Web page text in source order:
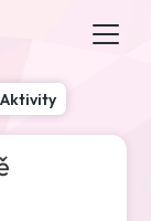
Aktivity